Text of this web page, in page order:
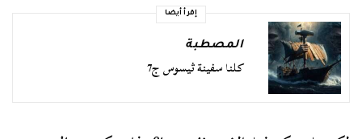
إقرأ أيضا
المصطبة
كلنا سفينة ثيسوس ج7